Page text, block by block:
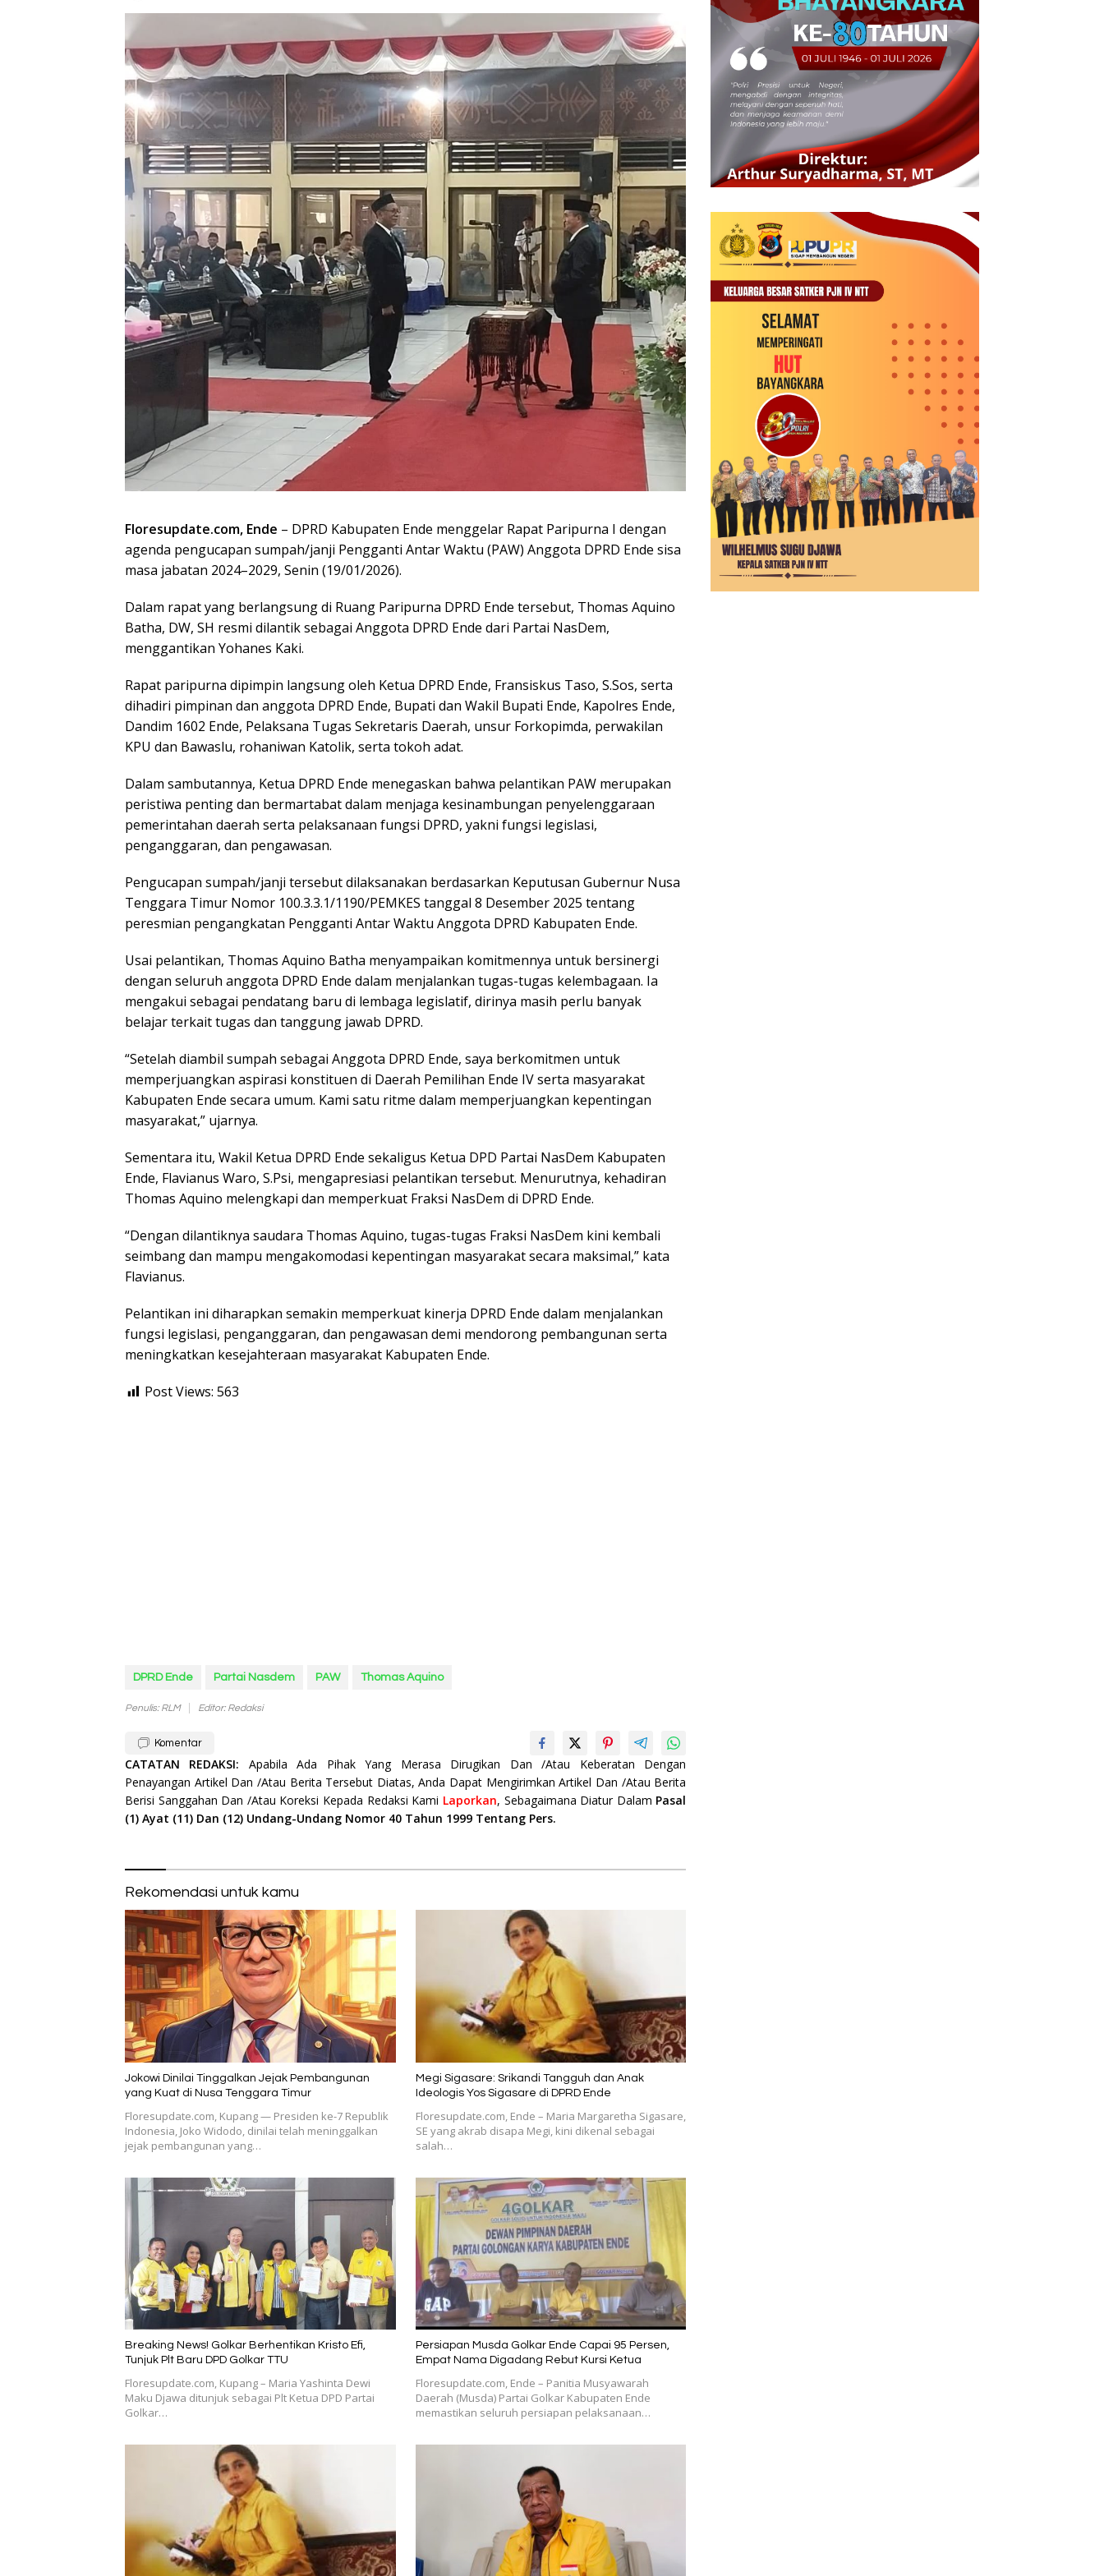
Floresupdate.com, Ende – DPRD Kabupaten Ende menggelar Rapat Paripurna I dengan
agenda pengucapan sumpah/janji Pengganti Antar Waktu (PAW) Anggota DPRD Ende sisa
masa jabatan 2024–2029, Senin (19/01/2026).
Dalam rapat yang berlangsung di Ruang Paripurna DPRD Ende tersebut, Thomas Aquino
Batha, DW, SH resmi dilantik sebagai Anggota DPRD Ende dari Partai NasDem,
menggantikan Yohanes Kaki.
Rapat paripurna dipimpin langsung oleh Ketua DPRD Ende, Fransiskus Taso, S.Sos, serta
dihadiri pimpinan dan anggota DPRD Ende, Bupati dan Wakil Bupati Ende, Kapolres Ende,
Dandim 1602 Ende, Pelaksana Tugas Sekretaris Daerah, unsur Forkopimda, perwakilan
KPU dan Bawaslu, rohaniwan Katolik, serta tokoh adat.
Dalam sambutannya, Ketua DPRD Ende menegaskan bahwa pelantikan PAW merupakan
peristiwa penting dan bermartabat dalam menjaga kesinambungan penyelenggaraan
pemerintahan daerah serta pelaksanaan fungsi DPRD, yakni fungsi legislasi,
penganggaran, dan pengawasan.
Pengucapan sumpah/janji tersebut dilaksanakan berdasarkan Keputusan Gubernur Nusa
Tenggara Timur Nomor 100.3.3.1/1190/PEMKES tanggal 8 Desember 2025 tentang
peresmian pengangkatan Pengganti Antar Waktu Anggota DPRD Kabupaten Ende.
Usai pelantikan, Thomas Aquino Batha menyampaikan komitmennya untuk bersinergi
dengan seluruh anggota DPRD Ende dalam menjalankan tugas-tugas kelembagaan. Ia
mengakui sebagai pendatang baru di lembaga legislatif, dirinya masih perlu banyak
belajar terkait tugas dan tanggung jawab DPRD.
“Setelah diambil sumpah sebagai Anggota DPRD Ende, saya berkomitmen untuk
memperjuangkan aspirasi konstituen di Daerah Pemilihan Ende IV serta masyarakat
Kabupaten Ende secara umum. Kami satu ritme dalam memperjuangkan kepentingan
masyarakat,” ujarnya.
Sementara itu, Wakil Ketua DPRD Ende sekaligus Ketua DPD Partai NasDem Kabupaten
Ende, Flavianus Waro, S.Psi, mengapresiasi pelantikan tersebut. Menurutnya, kehadiran
Thomas Aquino melengkapi dan memperkuat Fraksi NasDem di DPRD Ende.
“Dengan dilantiknya saudara Thomas Aquino, tugas-tugas Fraksi NasDem kini kembali
seimbang dan mampu mengakomodasi kepentingan masyarakat secara maksimal,” kata
Flavianus.
Pelantikan ini diharapkan semakin memperkuat kinerja DPRD Ende dalam menjalankan
fungsi legislasi, penganggaran, dan pengawasan demi mendorong pembangunan serta
meningkatkan kesejahteraan masyarakat Kabupaten Ende.
Post Views: 563
DPRD Ende Partai Nasdem PAW Thomas Aquino
Penulis: RLM Editor: Redaksi
Komentar
CATATAN REDAKSI: Apabila Ada Pihak Yang Merasa Dirugikan Dan /Atau Keberatan Dengan
Penayangan Artikel Dan /Atau Berita Tersebut Diatas, Anda Dapat Mengirimkan Artikel Dan /Atau Berita
Berisi Sanggahan Dan /Atau Koreksi Kepada Redaksi Kami Laporkan, Sebagaimana Diatur Dalam Pasal
(1) Ayat (11) Dan (12) Undang-Undang Nomor 40 Tahun 1999 Tentang Pers.
Rekomendasi untuk kamu
Jokowi Dinilai Tinggalkan Jejak Pembangunan
yang Kuat di Nusa Tenggara Timur
Floresupdate.com, Kupang — Presiden ke-7 Republik
Indonesia, Joko Widodo, dinilai telah meninggalkan
jejak pembangunan yang…
Megi Sigasare: Srikandi Tangguh dan Anak
Ideologis Yos Sigasare di DPRD Ende
Floresupdate.com, Ende – Maria Margaretha Sigasare,
SE yang akrab disapa Megi, kini dikenal sebagai
salah…
Breaking News! Golkar Berhentikan Kristo Efi,
Tunjuk Plt Baru DPD Golkar TTU
Floresupdate.com, Kupang – Maria Yashinta Dewi
Maku Djawa ditunjuk sebagai Plt Ketua DPD Partai
Golkar…
Persiapan Musda Golkar Ende Capai 95 Persen,
Empat Nama Digadang Rebut Kursi Ketua
Floresupdate.com, Ende – Panitia Musyawarah
Daerah (Musda) Partai Golkar Kabupaten Ende
memastikan seluruh persiapan pelaksanaan…